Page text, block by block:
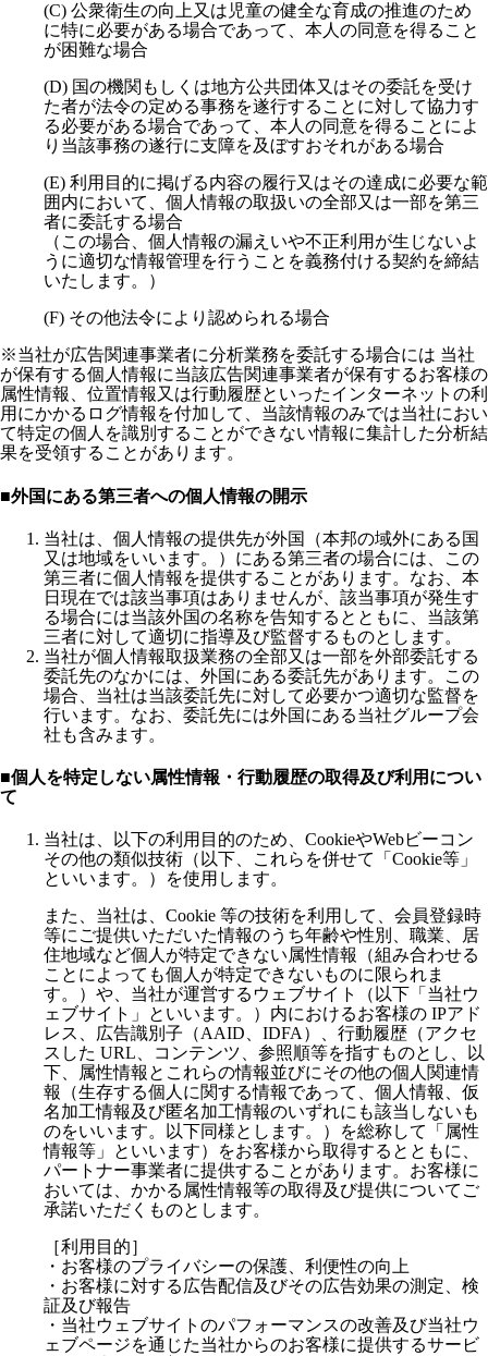
(C) 公衆衛生の向上又は児童の健全な育成の推進のため
に特に必要がある場合であって、本人の同意を得ること
が困難な場合
(D) 国の機関もしくは地方公共団体又はその委託を受け
た者が法令の定める事務を遂行することに対して協力す
る必要がある場合であって、本人の同意を得ることによ
り当該事務の遂行に支障を及ぼすおそれがある場合
(E) 利用目的に掲げる内容の履行又はその達成に必要な範
囲内において、個人情報の取扱いの全部又は一部を第三
者に委託する場合
（この場合、個人情報の漏えいや不正利用が生じないよ
うに適切な情報管理を行うことを義務付ける契約を締結
いたします。）
(F) その他法令により認められる場合
※当社が広告関連事業者に分析業務を委託する場合には 当社
が保有する個人情報に当該広告関連事業者が保有するお客様の
属性情報、位置情報又は行動履歴といったインターネットの利
用にかかるログ情報を付加して、当該情報のみでは当社におい
て特定の個人を識別することができない情報に集計した分析結
果を受領することがあります。
■外国にある第三者への個人情報の開示
当社は、個人情報の提供先が外国（本邦の域外にある国
又は地域をいいます。）にある第三者の場合には、この
第三者に個人情報を提供することがあります。なお、本
日現在では該当事項はありませんが、該当事項が発生す
る場合には当該外国の名称を告知するとともに、当該第
三者に対して適切に指導及び監督するものとします。
当社が個人情報取扱業務の全部又は一部を外部委託する
委託先のなかには、外国にある委託先があります。この
場合、当社は当該委託先に対して必要かつ適切な監督を
行います。なお、委託先には外国にある当社グループ会
社も含みます。
■個人を特定しない属性情報・行動履歴の取得及び利用につい
て
当社は、以下の利用目的のため、CookieやWebビーコン
その他の類似技術（以下、これらを併せて「Cookie等」
といいます。）を使用します。
また、当社は、Cookie 等の技術を利用して、会員登録時
等にご提供いただいた情報のうち年齢や性別、職業、居
住地域など個人が特定できない属性情報（組み合わせる
ことによっても個人が特定できないものに限られま
す。）や、当社が運営するウェブサイト（以下「当社ウ
ェブサイト」といいます。）内におけるお客様の IPアド
レス、広告識別子（AAID、IDFA）、行動履歴（アクセ
スした URL、コンテンツ、参照順等を指すものとし、以
下、属性情報とこれらの情報並びにその他の個人関連情
報（生存する個人に関する情報であって、個人情報、仮
名加工情報及び匿名加工情報のいずれにも該当しないも
のをいいます。以下同様とします。）を総称して「属性
情報等」といいます）をお客様から取得するとともに、
パートナー事業者に提供することがあります。お客様に
おいては、かかる属性情報等の取得及び提供についてご
承諾いただくものとします。
［利用目的］
・お客様のプライバシーの保護、利便性の向上
・お客様に対する広告配信及びその広告効果の測定、検
証及び報告
・当社ウェブサイトのパフォーマンスの改善及び当社ウ
ェブページを通じた当社からのお客様に提供するサービ